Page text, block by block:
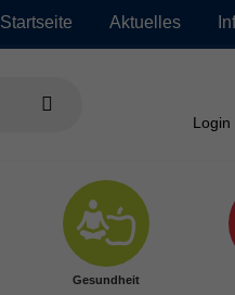
Startseite Aktuelles
Login
Gesundheit